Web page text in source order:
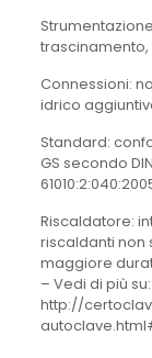
Connessioni:
idrico
Standard:
GS secondo DIN
Riscaldatore:
riscaldanti non
maggiore
– Vedi di più su:
http://